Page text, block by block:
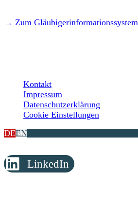
→ Zum Gläubigerinformationssystem
Kontakt
Impressum
Datenschutzerklärung
Cookie Einstellungen
DEEN
LinkedIn